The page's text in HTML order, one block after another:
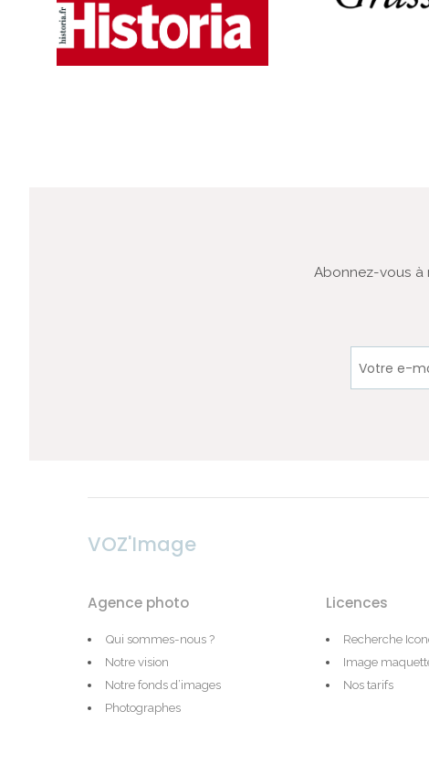
Abonnez-vous à
VOZ'Image
Agence photo
Qui sommes-nous ?
Notre vision
Notre fonds d’images
Photographes
Licences
Recherche
Image
Nos tarifs